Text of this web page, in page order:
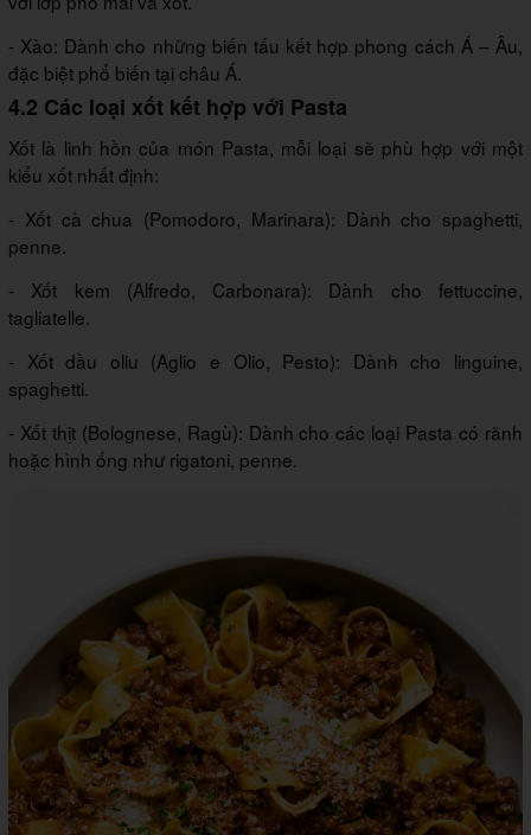
- Xào: Dành cho những biến tấu kết hợp phong cách Á – Âu,
đặc biệt phổ biến tại châu Á.
4.2 Các loại xốt kết hợp với Pasta
Xốt là linh hồn của món Pasta, mỗi loại sẽ phù hợp với một
kiểu xốt nhất định:
- Xốt cà chua (Pomodoro, Marinara): Dành cho spaghetti,
penne.
- Xốt kem (Alfredo, Carbonara): Dành cho fettuccine,
tagliatelle.
- Xốt dầu oliu (Aglio e Olio, Pesto): Dành cho linguine,
spaghetti.
- Xốt thịt (Bolognese, Ragù): Dành cho các loại Pasta có rãnh
hoặc hình ống như rigatoni, penne.